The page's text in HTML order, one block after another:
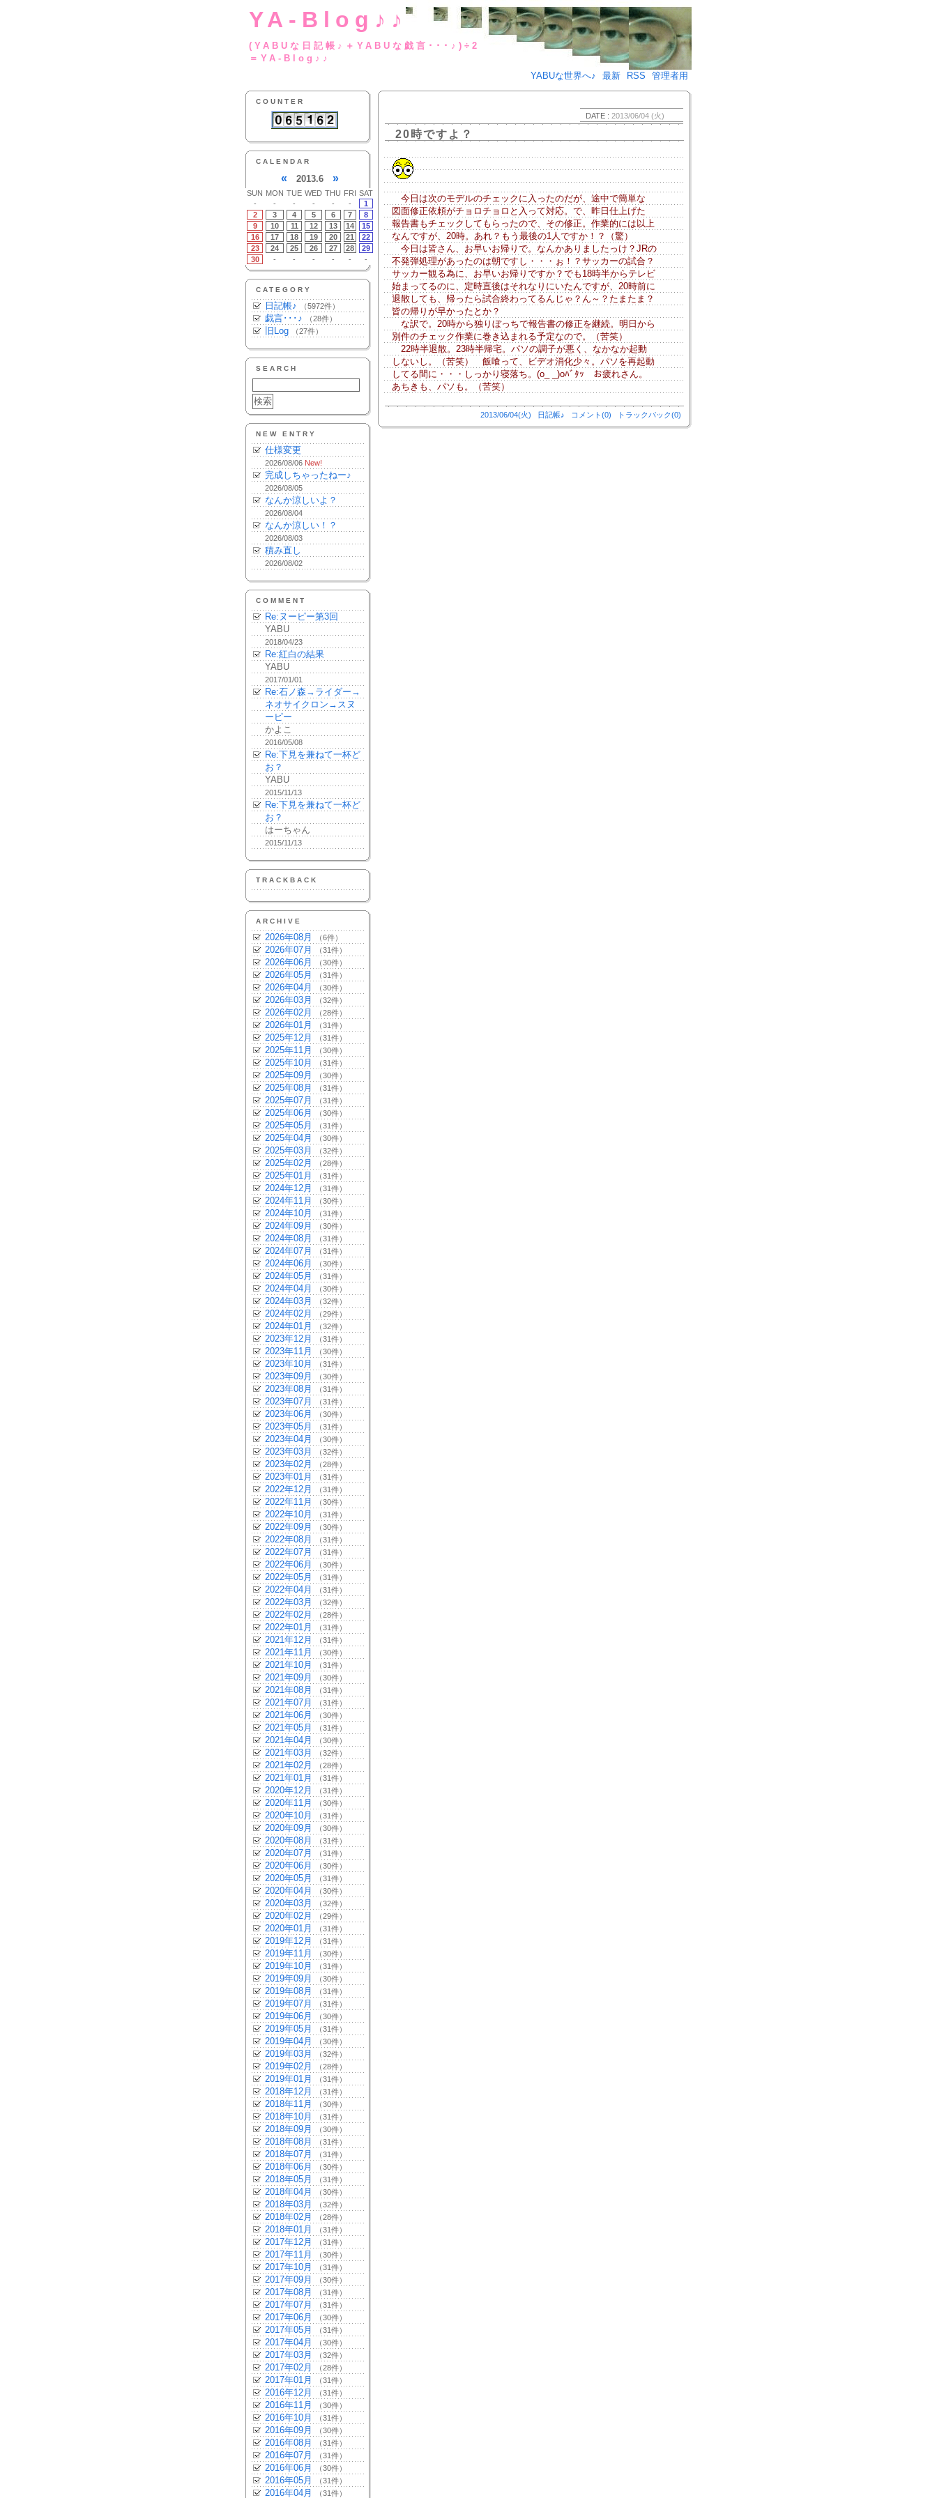
YA-Blog♪♪
(YABUな日記帳♪＋YABUな戯言･･･♪)÷2
＝YA-Blog♪♪
YABUな世界へ♪
最新 RSS 管理者用
COUNTER
CALENDAR
« 2013.6 »
SUN MON TUE WED THU FRI SAT
-
- - - - -
1
2
3 4 5 6 7
8
9
10 11 12 13 14
15
16
17 18 19 20 21
22
23
24 25 26 27 28
29
30
- - - - - -
CATEGORY
日記帳♪ （5972件）
戯言･･･♪ （28件）
旧Log （27件）
SEARCH
NEW ENTRY
仕様変更
2026/08/06 New!
完成しちゃったねー♪
2026/08/05
なんか涼しいよ？
2026/08/04
なんか涼しい！？
2026/08/03
積み直し
2026/08/02
COMMENT
Re:ヌーピー第3回
YABU
2018/04/23
Re:紅白の結果
YABU
2017/01/01
Re:石ノ森→ライダー→
ネオサイクロン→スヌ
ーピー
かよこ
2016/05/08
Re:下見を兼ねて一杯ど
お？
YABU
2015/11/13
Re:下見を兼ねて一杯ど
お？
はーちゃん
2015/11/13
TRACKBACK
ARCHIVE
2026年08月 （6件）
2026年07月 （31件）
2026年06月 （30件）
2026年05月 （31件）
2026年04月 （30件）
2026年03月 （32件）
2026年02月 （28件）
2026年01月 （31件）
2025年12月 （31件）
2025年11月 （30件）
2025年10月 （31件）
2025年09月 （30件）
2025年08月 （31件）
2025年07月 （31件）
2025年06月 （30件）
2025年05月 （31件）
2025年04月 （30件）
2025年03月 （32件）
2025年02月 （28件）
2025年01月 （31件）
2024年12月 （31件）
2024年11月 （30件）
2024年10月 （31件）
2024年09月 （30件）
2024年08月 （31件）
2024年07月 （31件）
2024年06月 （30件）
2024年05月 （31件）
2024年04月 （30件）
2024年03月 （32件）
2024年02月 （29件）
2024年01月 （32件）
2023年12月 （31件）
2023年11月 （30件）
2023年10月 （31件）
2023年09月 （30件）
2023年08月 （31件）
2023年07月 （31件）
2023年06月 （30件）
2023年05月 （31件）
2023年04月 （30件）
2023年03月 （32件）
2023年02月 （28件）
2023年01月 （31件）
2022年12月 （31件）
2022年11月 （30件）
2022年10月 （31件）
2022年09月 （30件）
2022年08月 （31件）
2022年07月 （31件）
2022年06月 （30件）
2022年05月 （31件）
2022年04月 （31件）
2022年03月 （32件）
2022年02月 （28件）
2022年01月 （31件）
2021年12月 （31件）
2021年11月 （30件）
2021年10月 （31件）
2021年09月 （30件）
2021年08月 （31件）
2021年07月 （31件）
2021年06月 （30件）
2021年05月 （31件）
2021年04月 （30件）
2021年03月 （32件）
2021年02月 （28件）
2021年01月 （31件）
2020年12月 （31件）
2020年11月 （30件）
2020年10月 （31件）
2020年09月 （30件）
2020年08月 （31件）
2020年07月 （31件）
2020年06月 （30件）
2020年05月 （31件）
2020年04月 （30件）
2020年03月 （32件）
2020年02月 （29件）
2020年01月 （31件）
2019年12月 （31件）
2019年11月 （30件）
2019年10月 （31件）
2019年09月 （30件）
2019年08月 （31件）
2019年07月 （31件）
2019年06月 （30件）
2019年05月 （31件）
2019年04月 （30件）
2019年03月 （32件）
2019年02月 （28件）
2019年01月 （31件）
2018年12月 （31件）
2018年11月 （30件）
2018年10月 （31件）
2018年09月 （30件）
2018年08月 （31件）
2018年07月 （31件）
2018年06月 （30件）
2018年05月 （31件）
2018年04月 （30件）
2018年03月 （32件）
2018年02月 （28件）
2018年01月 （31件）
2017年12月 （31件）
2017年11月 （30件）
2017年10月 （31件）
2017年09月 （30件）
2017年08月 （31件）
2017年07月 （31件）
2017年06月 （30件）
2017年05月 （31件）
2017年04月 （30件）
2017年03月 （32件）
2017年02月 （28件）
2017年01月 （31件）
2016年12月 （31件）
2016年11月 （30件）
2016年10月 （31件）
2016年09月 （30件）
2016年08月 （31件）
2016年07月 （31件）
2016年06月 （30件）
2016年05月 （31件）
2016年04月 （31件）
DATE : 2013/06/04 (火)
20時ですよ？
今日は次のモデルのチェックに入ったのだが、途中で簡単な
図面修正依頼がチョロチョロと入って対応。で、昨日仕上げた
報告書もチェックしてもらったので、その修正。作業的には以上
なんですが、20時。あれ？もう最後の1人ですか！？（驚）
今日は皆さん、お早いお帰りで。なんかありましたっけ？JRの
不発弾処理があったのは朝ですし・・・ぉ！？サッカーの試合？
サッカー観る為に、お早いお帰りですか？でも18時半からテレビ
始まってるのに、定時直後はそれなりにいたんですが、20時前に
退散しても、帰ったら試合終わってるんじゃ？ん～？たまたま？
皆の帰りが早かったとか？
な訳で。20時から独りぼっちで報告書の修正を継続。明日から
別件のチェック作業に巻き込まれる予定なので。（苦笑）
22時半退散。23時半帰宅。パソの調子が悪く、なかなか起動
しないし。（苦笑） 飯喰って、ビデオ消化少々。パソを再起動
してる間に・・・しっかり寝落ち。(o_ _)oﾊﾞﾀｯ お疲れさん。
あちきも、パソも。（苦笑）
2013/06/04(火) 日記帳♪ コメント(0) トラックバック(0)